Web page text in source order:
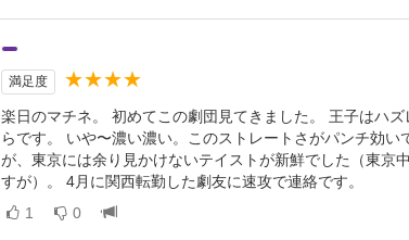
満足度 ★★★★
楽日のマチネ。 初めてこの劇団見てきました。 王子はハ
らです。 いや〜濃い濃い。このストレートさがパンチ効
が、東京には余り見かけないテイストが新鮮でした（東京
すが）。 4月に関西転勤した劇友に速攻で連絡です。
1 0